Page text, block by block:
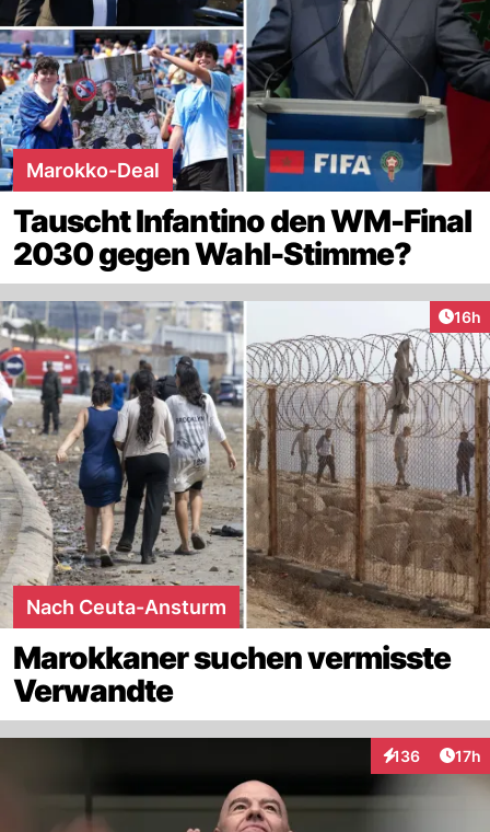
Marokko-Deal
Tauscht Infantino den WM-Final
2030 gegen Wahl-Stimme?
16h
Nach Ceuta-Ansturm
Marokkaner suchen vermisste
Verwandte
136
Interaktionen
17h